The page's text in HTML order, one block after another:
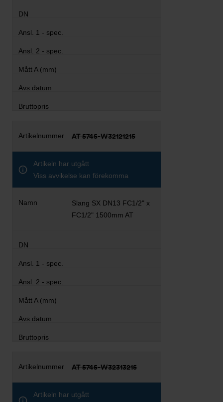
AT 5745-W32121215
Artikeln har utgått
Viss avvikelse kan förekomma
Slang SX DN13 FC1/2" x
FC1/2" 1500mm AT
AT 5745-W32313215
Artikeln har utgått